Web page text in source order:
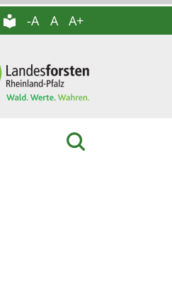
-A A A+